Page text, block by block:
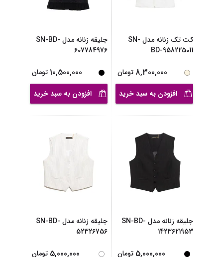
کت تک زنانه مدل SN-
BD-958225011
8,300,000 تومان
افزودن به سبد خرید
جلیقه زنانه مدل SN-BD-
607784976
10,500,000 تومان
افزودن به سبد خرید
جلیقه زنانه مدل SN-BD-
1423621953
5,000,000 تومان
جلیقه زنانه مدل SN-BD-
52326756
5,000,000 تومان